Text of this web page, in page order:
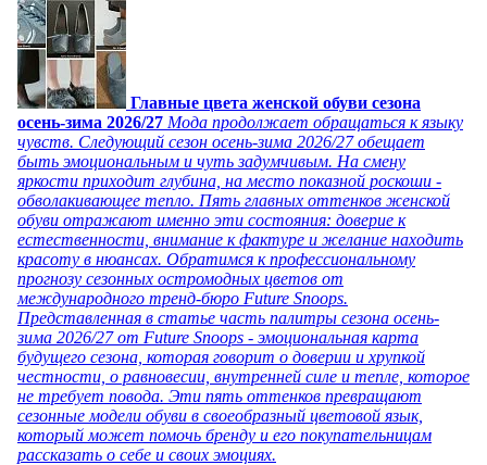
Главные цвета женской обуви сезона
осень-зима 2026/27 Мода продолжает обращаться к языку
чувств. Следующий сезон осень-зима 2026/27 обещает
быть эмоциональным и чуть задумчивым. На смену
яркости приходит глубина, на место показной роскоши -
обволакивающее тепло. Пять главных оттенков женской
обуви отражают именно эти состояния: доверие к
естественности, внимание к фактуре и желание находить
красоту в нюансах. Обратимся к профессиональному
прогнозу сезонных остромодных цветов от
международного тренд-бюро Future Snoops.
Представленная в статье часть палитры сезона осень-
зима 2026/27 от Future Snoops - эмоциональная карта
будущего сезона, которая говорит о доверии и хрупкой
честности, о равновесии, внутренней силе и тепле, которое
не требует повода. Эти пять оттенков превращают
сезонные модели обуви в своеобразный цветовой язык,
который может помочь бренду и его покупательницам
рассказать о себе и своих эмоциях.